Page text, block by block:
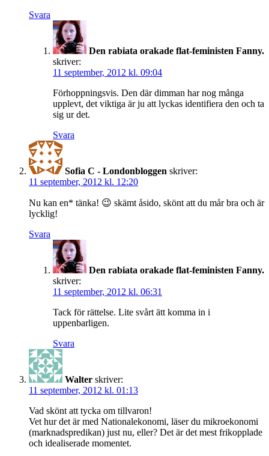
Svara
Den rabiata orakade flat-feministen Fanny.
skriver:
11 september, 2012 kl. 09:04
Förhoppningsvis. Den där dimman har nog många
upplevt, det viktiga är ju att lyckas identifiera den och ta
sig ur det.
Svara
Sofia C - Londonbloggen skriver:
11 september, 2012 kl. 12:20
Nu kan en* tänka! 😉 skämt åsido, skönt att du mår bra och är
lycklig!
Svara
Den rabiata orakade flat-feministen Fanny.
skriver:
11 september, 2012 kl. 06:31
Tack för rättelse. Lite svårt ätt komma in i
uppenbarligen.
Svara
Walter skriver:
11 september, 2012 kl. 01:13
Vad skönt att tycka om tillvaron!
Vet hur det är med Nationalekonomi, läser du mikroekonomi
(marknadspredikan) just nu, eller? Det är det mest frikopplade
och idealiserade momentet.